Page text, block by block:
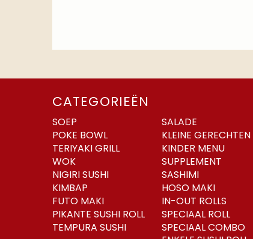
CATEGORIEËN
SOEP
SALADE
POKE BOWL
KLEINE GERECHTEN
TERIYAKI GRILL
KINDER MENU
WOK
SUPPLEMENT
NIGIRI SUSHI
SASHIMI
KIMBAP
HOSO MAKI
FUTO MAKI
IN-OUT ROLLS
PIKANTE SUSHI ROLL
SPECIAAL ROLL
TEMPURA SUSHI
SPECIAAL COMBO